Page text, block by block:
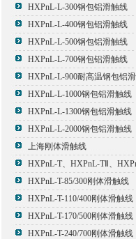
HXPnL-L-300钢包铝滑触线
HXPnL-L-400钢包铝滑触线
HXPnL-L-500钢包铝滑触线
HXPnL-L-700钢包铝滑触线
HXPnL-L-1000钢包铝滑触线
HXPnL-L-1300钢包铝滑触线
HXPnL-L-2000钢包铝滑触线
上海刚体滑触线
HXPnL-T-85/300刚体滑触线
HXPnL-T-110/400刚体滑触线
HXPnL-T-170/500刚体滑触线
HXPnL-T-240/700刚体滑触线